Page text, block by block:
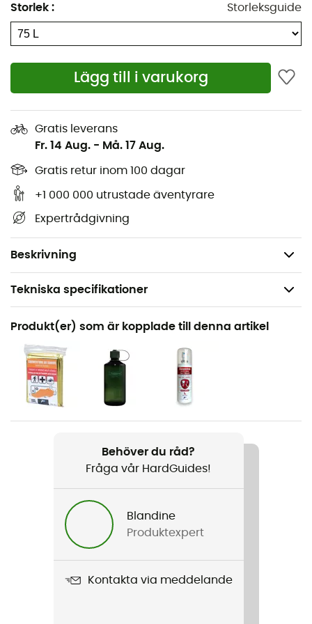
Storlek : Storleksguide
Lägg till i varukorg
Gratis leverans
Fr. 14 Aug. - Må. 17 Aug.
Gratis retur inom 100 dagar
+1 000 000 utrustade äventyrare
Expertrådgivning
Beskrivning
Kompatibel med Hydraulics™ och Hydraulics™ LT-
reservoarer
Sidofickor med dubbelt nät
U-formad dragkedjeöppning på frampanelen
Justerbart AirSpeed™ ventilerat trampolinnät på
Integrerat och vattentätt AirCover™ resefodral
Inre kompressionsvingar
Två dragkedjefickor på höftbältet
Dragkedjeficka i det övre locket
Vikt: 2 100 g
Tekniska specifikationer
Rekommenderad för
Vandring / Vandring
Herr / Dam
Vikt
Farpoint Trek 75
Kompatibelt vätskesystem
Produkt(er) som är kopplade till denna artikel
Behöver du råd?
Fråga vår HardGuides!
Blandine
Produktexpert
Kontakta via meddelande